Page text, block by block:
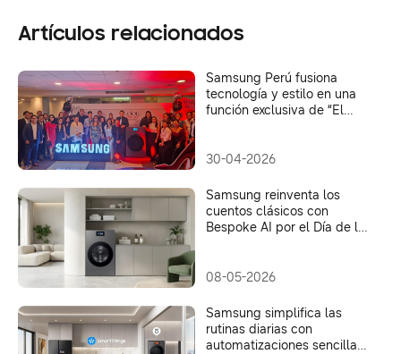
Artículos relacionados
Samsung Perú fusiona
tecnología y estilo en una
función exclusiva de “El
30-04-2026
Samsung reinventa los
cuentos clásicos con
Bespoke AI por el Día de la
08-05-2026
Samsung simplifica las
rutinas diarias con
automatizaciones sencillas